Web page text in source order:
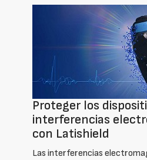
Proteger los
interferencias
con Latishield
Las interferencias